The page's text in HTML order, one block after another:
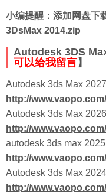
小编提醒：添加网盘下
3DsMax 2014.zip
Autodesk 3DS
可以给我留言】
Autodesk 3ds Max 2027
http://
Autodesk 3ds Max 2026
http://
autodesk 3ds max 2025
http://
Autodesk 3ds Max 2024
http://